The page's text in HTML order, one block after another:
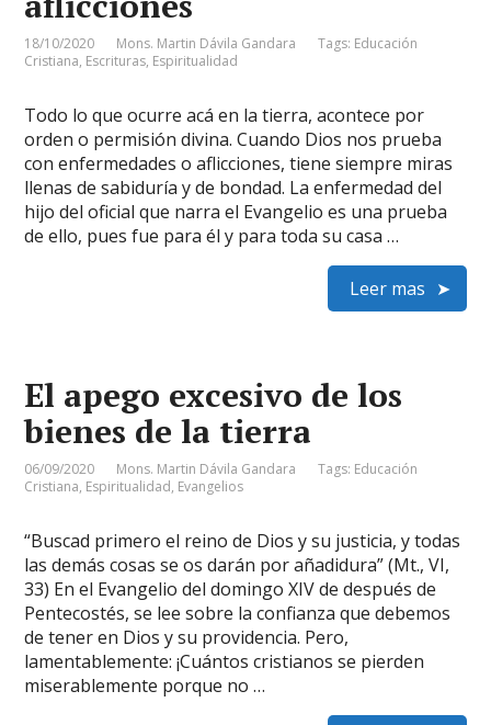
18/10/2020 Mons. Martin Dávila Gandara Tags: Educación
Cristiana, Escrituras, Espiritualidad
Todo lo que ocurre acá en la tierra, acontece por
orden o permisión divina. Cuando Dios nos prueba
con enfermedades o aflicciones, tiene siempre miras
llenas de sabiduría y de bondad. La enfermedad del
hijo del oficial que narra el Evangelio es una prueba
de ello, pues fue para él y para toda su casa …
Leer mas
El apego excesivo de los
bienes de la tierra
06/09/2020 Mons. Martin Dávila Gandara Tags: Educación
Cristiana, Espiritualidad, Evangelios
“Buscad primero el reino de Dios y su justicia, y todas
las demás cosas se os darán por añadidura” (Mt., VI,
33) En el Evangelio del domingo XIV de después de
Pentecostés, se lee sobre la confianza que debemos
de tener en Dios y su providencia. Pero,
lamentablemente: ¡Cuántos cristianos se pierden
miserablemente porque no …